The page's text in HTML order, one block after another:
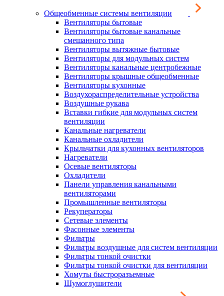
Общеобменные системы вентиляции
Вентиляторы бытовые
Вентиляторы бытовые канальные
смешанного типа
Вентиляторы вытяжные бытовые
Вентиляторы для модульных систем
Вентиляторы канальные центробежные
Вентиляторы крышные общеобменные
Вентиляторы кухонные
Воздухораспределительные устройства
Воздушные рукава
Вставки гибкие для модульных систем
вентиляции
Канальные нагреватели
Канальные охладители
Крыльчатки для кухонных вентиляторов
Нагреватели
Осевые вентиляторы
Охладители
Панели управления канальными
вентиляторами
Промышленные вентиляторы
Рекуператоры
Сетевые элементы
Фасонные элементы
Фильтры
Фильтры воздушные для систем вентиляции
Фильтры тонкой очистки
Фильтры тонкой очистки для вентиляции
Хомуты быстроразъемные
Шумоглушители